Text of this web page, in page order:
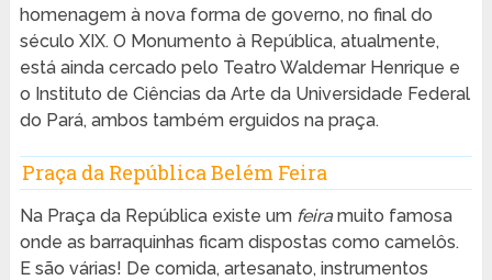
homenagem à nova forma de governo, no final do
século XIX. O Monumento à República, atualmente,
está ainda cercado pelo Teatro Waldemar Henrique e
o Instituto de Ciências da Arte da Universidade Federal
do Pará, ambos também erguidos na praça.
Praça da República Belém Feira
Na Praça da República existe umfeiramuito famosa
onde as barraquinhas ficam dispostas como camelôs.
E são várias! De comida, artesanato, instrumentos